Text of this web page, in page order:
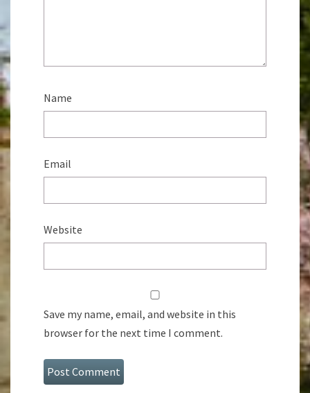
Name
Email
Website
Save my name, email, and website in this
browser for the next time I comment.